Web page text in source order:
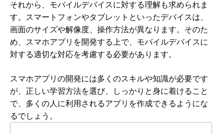
それから、モバイルデバイスに対する理解も求められま
す。スマートフォンやタブレットといったデバイスは、
画面のサイズや解像度、操作方法が異なります。そのた
め、スマホアプリを開発する上で、モバイルデバイスに
対する適切な対応を考慮する必要があります。
スマホアプリの開発には多くのスキルや知識が必要です
が、正しい学習方法を選び、しっかりと身に着けること
で、多くの人に利用されるアプリを作成できるようにな
るでしょう。